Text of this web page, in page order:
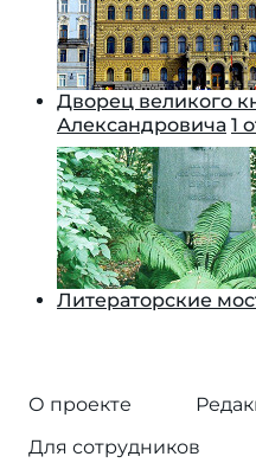
Дворец великого
Александровича 1
Литераторские
О проекте
Для сотрудников